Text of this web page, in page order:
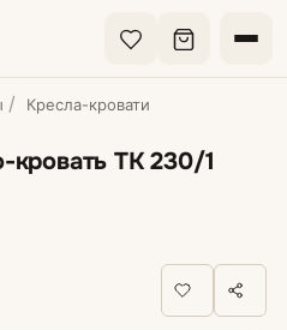
Кресла-кровати
ТК 230/1